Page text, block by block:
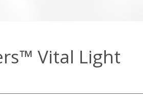
Vital Light